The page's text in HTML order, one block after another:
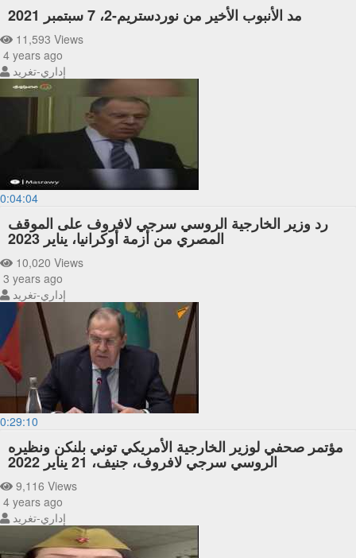
مد الأنبوب الأخير من نوردستريم-2، 7 سبتمبر 2021
11,593 Views
4 years ago
إداري-تغريد
0:04:04
رد وزير الخارجية الروسي سرجي لافروف على الموقف
المصري من أزمة أوكرانيا، يناير 2023
10,020 Views
3 years ago
إداري-تغريد
0:29:10
مؤتمر صحفي لوزير الخارجية الأمريكي توني بلنكن ونظيره
الروسي سرجي لافروف، جنيف، 21 يناير 2022
9,116 Views
4 years ago
إداري-تغريد